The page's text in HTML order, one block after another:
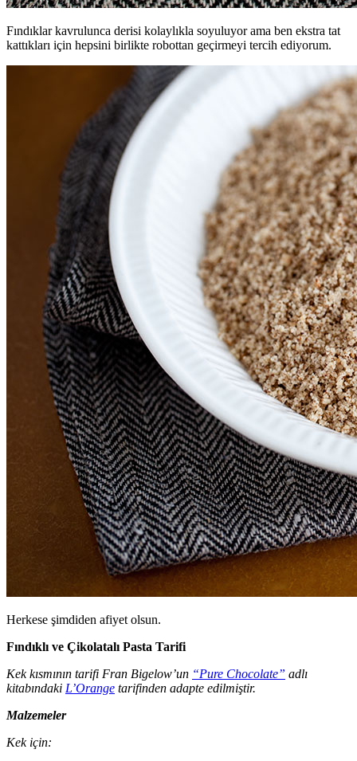
Fındıklar kavrulunca derisi kolaylıkla soyuluyor ama ben ekstra tat
kattıkları için hepsini birlikte robottan geçirmeyi tercih ediyorum.
Herkese şimdiden afiyet olsun.
Fındıklı ve Çikolatalı Pasta Tarifi
Kek kısmının tarifi Fran Bigelow’un “Pure Chocolate” adlı
kitabındaki L’Orange tarifinden adapte edilmiştir.
Malzemeler
Kek için: